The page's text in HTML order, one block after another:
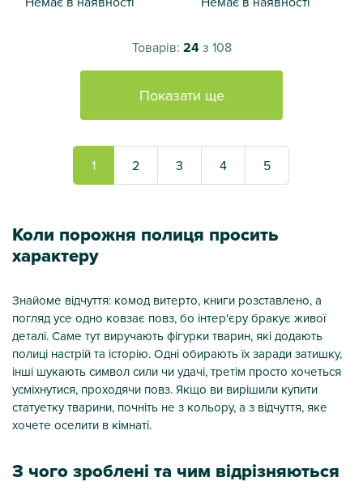
Товарів: 24з 108
Показати ще
1 2 3 4 5
Коли порожня полиця просить
характеру
Знайоме відчуття: комод витерто, книги розставлено, а
погляд усе одно ковзає повз, бо інтер'єру бракує живої
деталі. Саме тут виручають фігурки тварин, які додають
полиці настрій та історію. Одні обирають їх заради затишку,
інші шукають символ сили чи удачі, третім просто хочеться
усміхнутися, проходячи повз. Якщо ви вирішили купити
статуетку тварини, почніть не з кольору, а з відчуття, яке
хочете оселити в кімнаті.
З чого зроблені та чим відрізняються